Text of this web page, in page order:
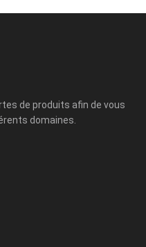
de produits afin de vous
domaines.